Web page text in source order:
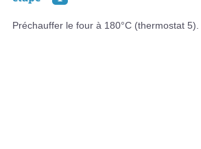
Préchauffer le four à 180°C (thermostat 5).